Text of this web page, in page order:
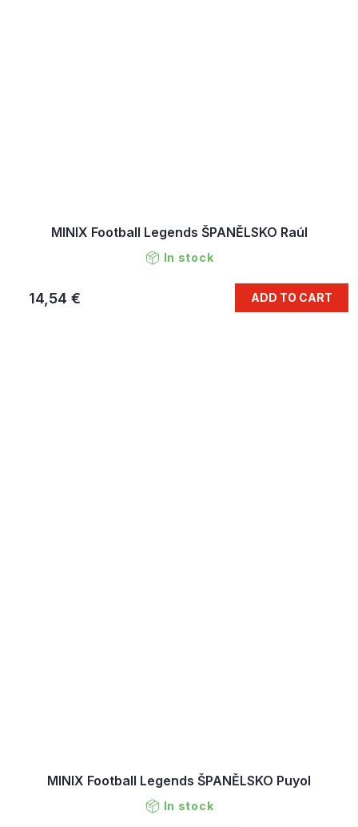
MINIX Football Legends ŠPANĚLSKO Raúl
In stock
14,54 € ADD TO CART
MINIX Football Legends ŠPANĚLSKO Puyol
In stock